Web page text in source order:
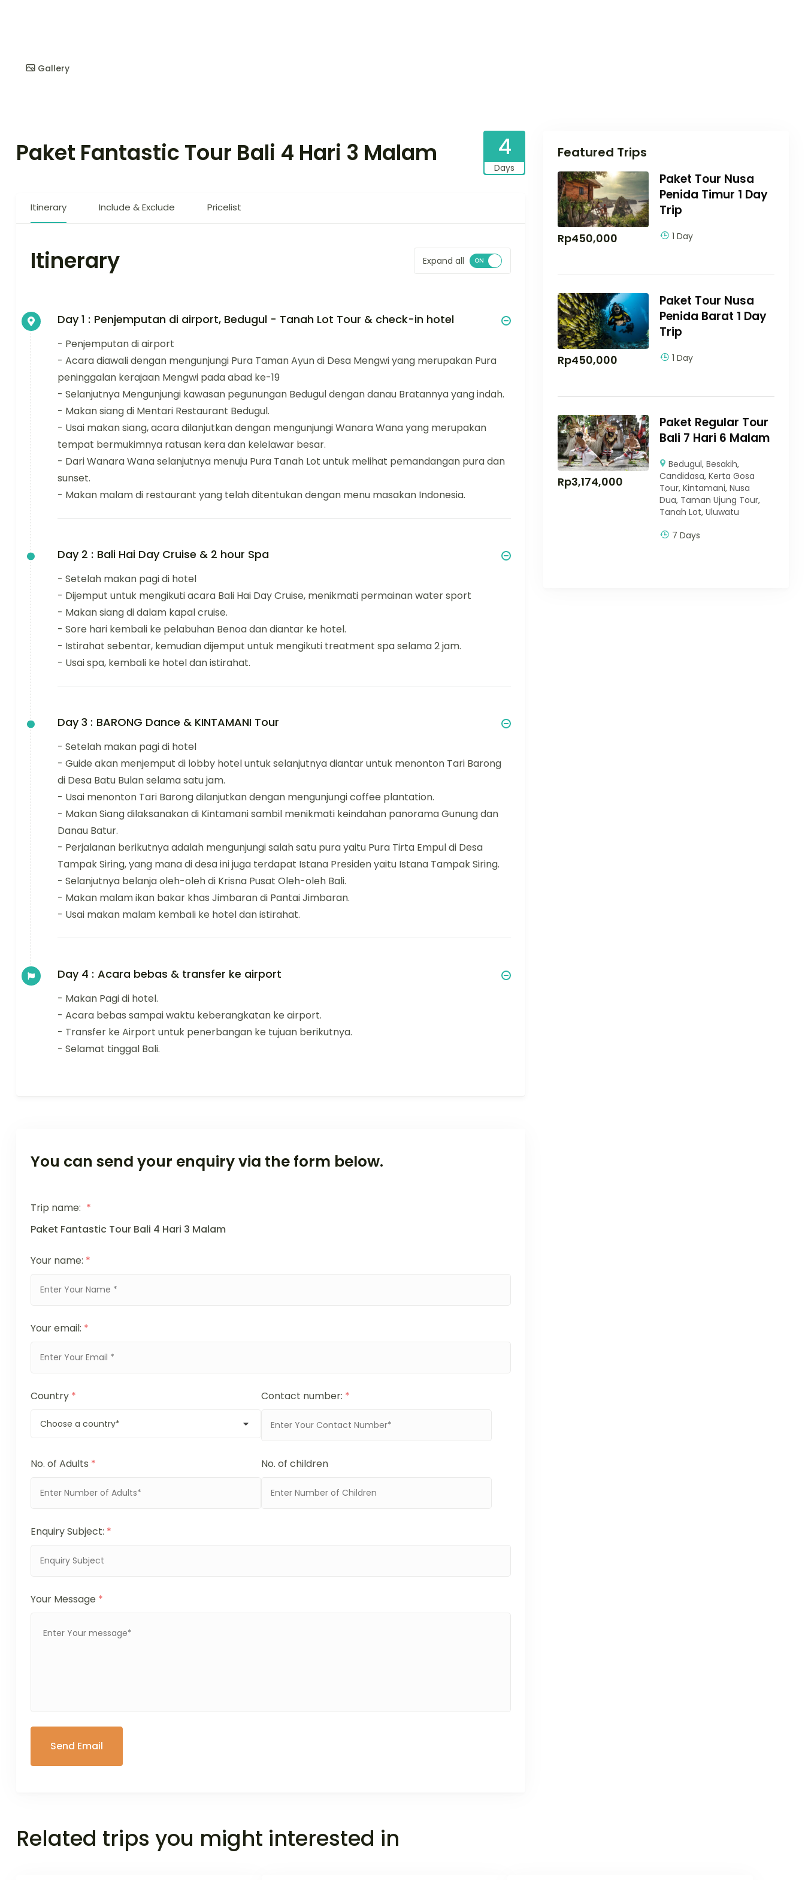
Gallery
Paket Fantastic Tour Bali 4 Hari 3 Malam 4
Days
Itinerary Include & Exclude Pricelist
Itinerary Expand all
Day 1 : Penjemputan di airport, Bedugul - Tanah Lot Tour & check-in hotel
- Penjemputan di airport
- Acara diawali dengan mengunjungi Pura Taman Ayun di Desa Mengwi yang merupakan Pura
peninggalan kerajaan Mengwi pada abad ke-19
- Selanjutnya Mengunjungi kawasan pegunungan Bedugul dengan danau Bratannya yang indah.
- Makan siang di Mentari Restaurant Bedugul.
- Usai makan siang, acara dilanjutkan dengan mengunjungi Wanara Wana yang merupakan
tempat bermukimnya ratusan kera dan kelelawar besar.
- Dari Wanara Wana selanjutnya menuju Pura Tanah Lot untuk melihat pemandangan pura dan
sunset.
- Makan malam di restaurant yang telah ditentukan dengan menu masakan Indonesia.
Day 2 : Bali Hai Day Cruise & 2 hour Spa
- Setelah makan pagi di hotel
- Dijemput untuk mengikuti acara Bali Hai Day Cruise, menikmati permainan water sport
- Makan siang di dalam kapal cruise.
- Sore hari kembali ke pelabuhan Benoa dan diantar ke hotel.
- Istirahat sebentar, kemudian dijemput untuk mengikuti treatment spa selama 2 jam.
- Usai spa, kembali ke hotel dan istirahat.
Day 3 : BARONG Dance & KINTAMANI Tour
- Setelah makan pagi di hotel
- Guide akan menjemput di lobby hotel untuk selanjutnya diantar untuk menonton Tari Barong
di Desa Batu Bulan selama satu jam.
- Usai menonton Tari Barong dilanjutkan dengan mengunjungi coffee plantation.
- Makan Siang dilaksanakan di Kintamani sambil menikmati keindahan panorama Gunung dan
Danau Batur.
- Perjalanan berikutnya adalah mengunjungi salah satu pura yaitu Pura Tirta Empul di Desa
Tampak Siring, yang mana di desa ini juga terdapat Istana Presiden yaitu Istana Tampak Siring.
- Selanjutnya belanja oleh-oleh di Krisna Pusat Oleh-oleh Bali.
- Makan malam ikan bakar khas Jimbaran di Pantai Jimbaran.
- Usai makan malam kembali ke hotel dan istirahat.
Day 4 : Acara bebas & transfer ke airport
- Makan Pagi di hotel.
- Acara bebas sampai waktu keberangkatan ke airport.
- Transfer ke Airport untuk penerbangan ke tujuan berikutnya.
- Selamat tinggal Bali.
You can send your enquiry via the form below.
Trip name: *
Paket Fantastic Tour Bali 4 Hari 3 Malam
Your name: *
Your email: *
Country * Contact number: *
No. of Adults * No. of children
Enquiry Subject: *
Your Message *
Featured Trips
Rp450,000
Paket Tour Nusa
Penida Timur 1 Day
Trip
1 Day
Rp450,000
Paket Tour Nusa
Penida Barat 1 Day
Trip
1 Day
Rp3,174,000
Paket Regular Tour
Bali 7 Hari 6 Malam
Bedugul,Besakih,
Candidasa,Kerta Gosa
Tour,Kintamani,Nusa
Dua, Taman Ujung Tour,
Tanah Lot,Uluwatu
7 Days
Related trips you might interested in